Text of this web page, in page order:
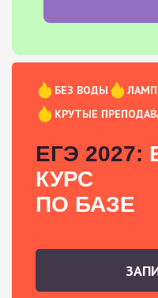
БЕЗ ВОДЫ
КРУТЫЕ
ЕГЭ 2027:
КУРС
ПО БАЗЕ